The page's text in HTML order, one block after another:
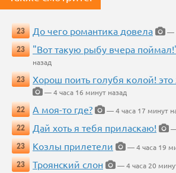
23 До чего романтика довела
—
23
"Вот такую рыбу вчера
назад
23
Хорош поить голубя колой!
— 4 часа 16 минут назад
22
А моя-то где?
— 4 часа 17 минут
22
Дай хоть я тебя приласкаю!
23
Козлы прилетели
— 4 часа 19
23
Троянский слон
— 4 часа 20